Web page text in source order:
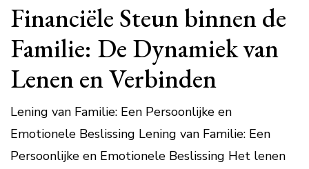
Financiële Steun binnen de
Familie: De Dynamiek van
Lenen en Verbinden
Lening van Familie: Een Persoonlijke en
Emotionele Beslissing Lening van Familie: Een
Persoonlijke en Emotionele Beslissing Het lenen